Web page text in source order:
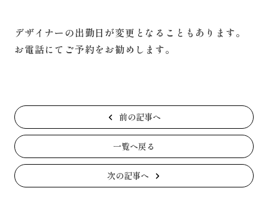
デザイナーの出勤日が変更となることもあります。
お電話にてご予約をお勧めします。
前の記事へ
一覧へ戻る
次の記事へ